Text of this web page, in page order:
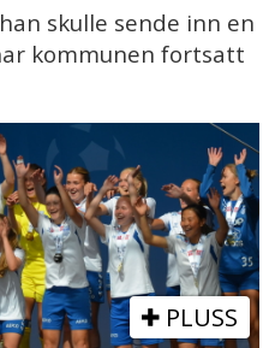
skulle sende inn en
kommunen fortsatt
PLUSS